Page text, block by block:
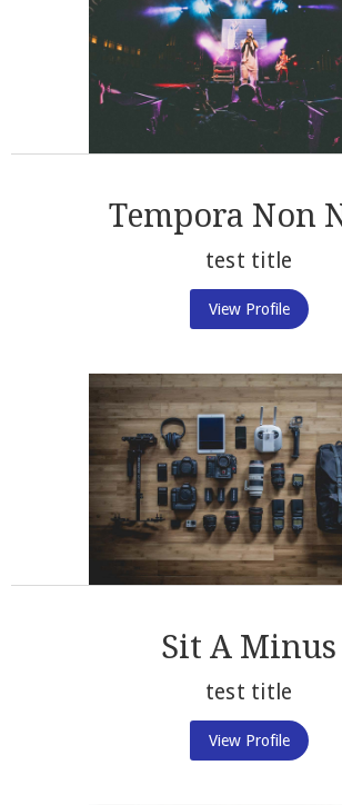
Tempora Non
test title
View Profile
Sit A Minus
test title
View Profile